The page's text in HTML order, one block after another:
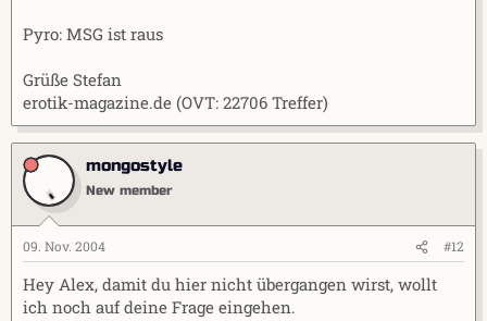
Pyro: MSG ist raus
Grüße Stefan
erotik-magazine.de (OVT: 22706 Treffer)
mongostyle
New member
09. Nov. 2004 #12
Hey Alex, damit du hier nicht übergangen wirst, wollt
ich noch auf deine Frage eingehen.